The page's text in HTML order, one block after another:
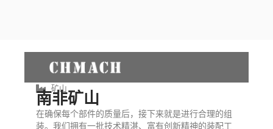
矿山
南非矿山
在确保每个部件的质量后，接下来就是进行合理的组
装。我们拥有一批技术精湛、富有创新精神的装配工